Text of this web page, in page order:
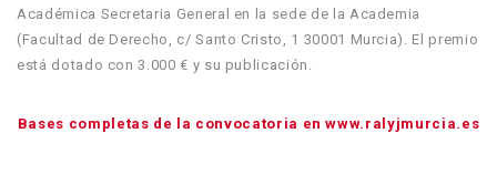
Académica Secretaria General en la sede de la Academia
(Facultad de Derecho, c/ Santo Cristo, 1 30001 Murcia). El premio
está dotado con 3.000 € y su publicación.
Bases completas de la convocatoria en www.ralyjmurcia.es